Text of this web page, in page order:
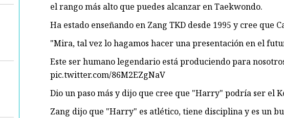
Cinturón de 2-4 cm de ancho
el rango más alto que puedes alcanzar en Taekwondo.
Ha estado enseñando en Zang TKD desde 1995 y cree que
"Mira, tal vez lo hagamos hacer una presentación en el
Este ser humano legendario está produciendo para
pic.twitter.com/86M2EZgNaV
Dio un paso más y dijo que cree que "Harry" podría ser el
Zang dijo que "Harry" es atlético, tiene disciplina y es un